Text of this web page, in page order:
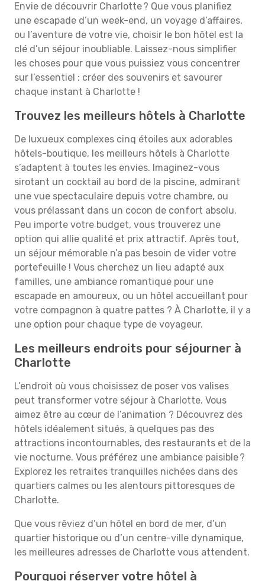
Envie de découvrir Charlotte ? Que vous planifiez
une escapade d’un week-end, un voyage d’affaires,
ou l’aventure de votre vie, choisir le bon hôtel est la
clé d’un séjour inoubliable. Laissez-nous simplifier
les choses pour que vous puissiez vous concentrer
sur l’essentiel : créer des souvenirs et savourer
chaque instant à Charlotte !
Trouvez les meilleurs hôtels à Charlotte
De luxueux complexes cinq étoiles aux adorables
hôtels-boutique, les meilleurs hôtels à Charlotte
s’adaptent à toutes les envies. Imaginez-vous
sirotant un cocktail au bord de la piscine, admirant
une vue spectaculaire depuis votre chambre, ou
vous prélassant dans un cocon de confort absolu.
Peu importe votre budget, vous trouverez une
option qui allie qualité et prix attractif. Après tout,
un séjour mémorable n’a pas besoin de vider votre
portefeuille ! Vous cherchez un lieu adapté aux
familles, une ambiance romantique pour une
escapade en amoureux, ou un hôtel accueillant pour
votre compagnon à quatre pattes ? À Charlotte, il y a
une option pour chaque type de voyageur.
Les meilleurs endroits pour séjourner à
Charlotte
L’endroit où vous choisissez de poser vos valises
peut transformer votre séjour à Charlotte. Vous
aimez être au cœur de l’animation ? Découvrez des
hôtels idéalement situés, à quelques pas des
attractions incontournables, des restaurants et de la
vie nocturne. Vous préférez une ambiance paisible ?
Explorez les retraites tranquilles nichées dans des
quartiers calmes ou les alentours pittoresques de
Charlotte.
Que vous rêviez d’un hôtel en bord de mer, d’un
quartier historique ou d’un centre-ville dynamique,
les meilleures adresses de Charlotte vous attendent.
Pourquoi réserver votre hôtel à